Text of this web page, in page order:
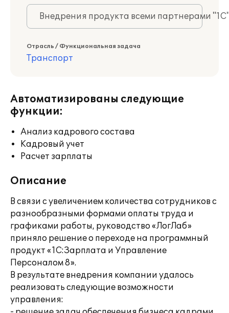
Внедрения продукта всеми партнерами
Отрасль / Функциональная задача
Транспорт
Автоматизированы следующие
функции:
Анализ кадрового состава
Кадровый учет
Расчет зарплаты
Описание
В связи с увеличением количества сотрудников с
разнообразными формами оплаты труда и
графиками работы, руководство «ЛогЛаб»
приняло решение о переходе на программный
продукт «1С:Зарплата и Управление
Персоналом 8».
В результате внедрения компании удалось
реализовать следующие возможности
управления: